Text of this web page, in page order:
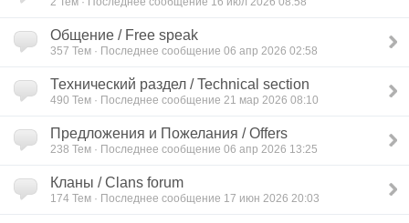
Общение / Free speak
357 Тем · Последнее сообщение 06 апр 2026 02:58
Технический раздел / Technical section
490 Тем · Последнее сообщение 21 мар 2026 08:10
Предложения и Пожелания / Offers
238 Тем · Последнее сообщение 06 апр 2026 13:25
Кланы / Clans forum
174 Тем · Последнее сообщение 17 июн 2026 20:03